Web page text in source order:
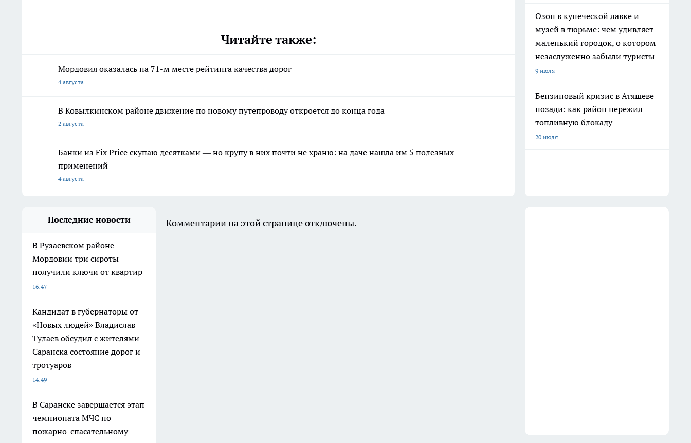
Читайте также:
Мордовия оказалась на 71-м месте рейтинга качества дорог
4 августа
В Ковылкинском районе движение по новому путепроводу откроется до конца года
2 августа
Банки из Fix Price скупаю десятками — но крупу в них почти не храню: на даче нашла им 5 полезных
применений
4 августа
Озон в купеческой лавке и
музей в тюрьме: чем удивляет
маленький городок, о котором
незаслуженно забыли туристы
9 июля
Бензиновый кризис в Атяшеве
позади: как район пережил
топливную блокаду
20 июля
Последние новости
В Рузаевском районе
Мордовии три сироты
получили ключи от квартир
16:47
Кандидат в губернаторы от
«Новых людей» Владислав
Тулаев обсудил с жителями
Саранска состояние дорог и
тротуаров
14:49
В Саранске завершается этап
чемпионата МЧС по
пожарно-спасательному
Комментарии на этой странице отключены.